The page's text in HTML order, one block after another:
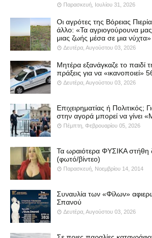
Παρασκευή, Ιουλίου 31, 2026
Οι αγρότες της Βόρειας
άλλο: «Τα αγριογούρουνα
μιας ζωής μέσα σε μια νύχτα»
Δευτέρα, Αυγούστου 03, 2026
Μητέρα εξανάγκαζε το παιδί
πράξεις για να «ικανοποιεί»
Δευτέρα, Αυγούστου 03, 2026
Επιχειρηματίας ή Πολιτικός;
στην αγορά μπορεί να γίνει
Πέμπτη, Φεβρουαρίου 05, 2026
Τα ωραιότερα ΦΥΣΙΚΑ στήθη
(φωτό/βίντεο)
Παρασκευή, Νοεμβρίου 14, 2014
Συναυλία των «Φίλων»
Σπανού
Δευτέρα, Αυγούστου 03, 2026